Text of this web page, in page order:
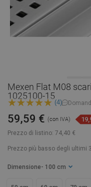
Mexen Flat M08
1025100-15
(4)
Prezzo di listino: 74,40 €
59,59 € (con IVA)
Prezzo più basso degli ultimi
Dimensione - 100 cm